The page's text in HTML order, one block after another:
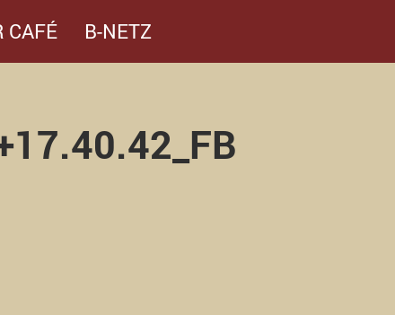
CAFÉ B-NETZ